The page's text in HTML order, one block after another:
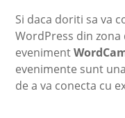
Si daca doriti sa va
WordPress din zona
eveniment
evenimente sunt
de a va conecta cu